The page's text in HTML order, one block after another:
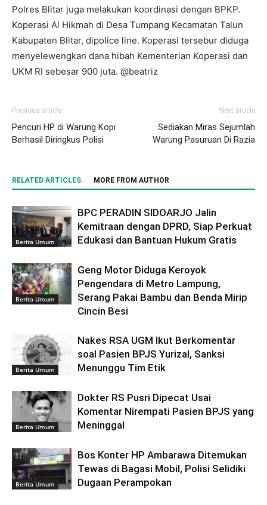
Polres Blitar juga melakukan koordinasi dengan BPKP.
Koperasi Al Hikmah di Desa Tumpang Kecamatan Talun
Kabupaten Blitar, dipolice line. Koperasi tersebur diduga
menyelewengkan dana hibah Kementerian Koperasi dan
UKM RI sebesar 900 juta. @beatriz
Previous article
Pencuri HP di Warung Kopi
Berhasil Diringkus Polisi
Next article
Sediakan Miras Sejumlah
Warung Pasuruan Di Razia
RELATED ARTICLES MORE FROM AUTHOR
Berita Umum
BPC PERADIN SIDOARJO Jalin
Kemitraan dengan DPRD, Siap Perkuat
Edukasi dan Bantuan Hukum Gratis
Berita Umum
Geng Motor Diduga Keroyok
Pengendara di Metro Lampung,
Serang Pakai Bambu dan Benda Mirip
Cincin Besi
Berita Umum
Nakes RSA UGM Ikut Berkomentar
soal Pasien BPJS Yurizal, Sanksi
Menunggu Tim Etik
Berita Umum
Dokter RS Pusri Dipecat Usai
Komentar Nirempati Pasien BPJS yang
Meninggal
Berita Umum
Bos Konter HP Ambarawa Ditemukan
Tewas di Bagasi Mobil, Polisi Selidiki
Dugaan Perampokan